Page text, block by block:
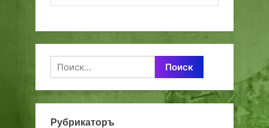
Найти:
Рубрикаторъ